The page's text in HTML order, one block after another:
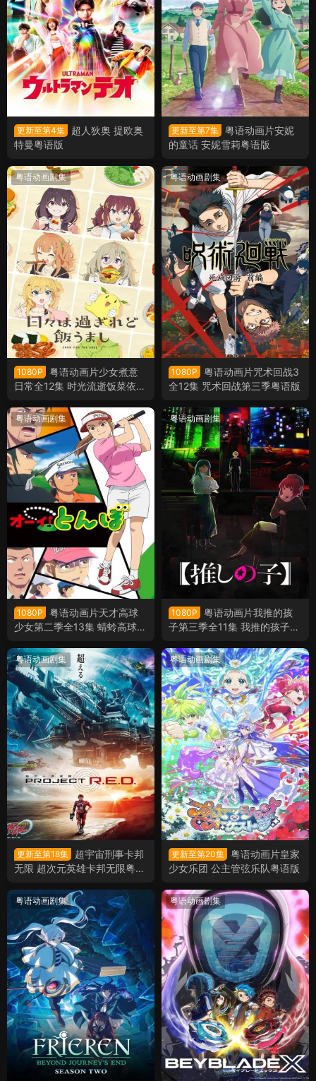
更新至第4集
超人狄奥 提欧奥
特曼粤语版
更新至第7集 粤语动画片安妮
的童话 安妮雪莉粤语版
粤语动画剧集
1080P
粤语动画片少女煮意
日常全12集 时光流逝饭菜依旧
粤语动画剧集
1080P
粤语动画片咒术回战3
全12集 咒术回战第三季粤语版
粤语动画剧集
1080P
粤语动画片天才高球
少女第二季全13集 蜻蛉高球第
粤语动画剧集
1080P
粤语动画片我推的孩
子第三季全11集 我推的孩子3
粤语动画剧集
更新至第18集
超宇宙刑事卡邦
无限 超次元英雄卡邦无限粤语
粤语动画剧集
更新至第20集 粤语动画片皇家
少女乐团 公主管弦乐队粤语版
粤语动画剧集 粤语动画剧集